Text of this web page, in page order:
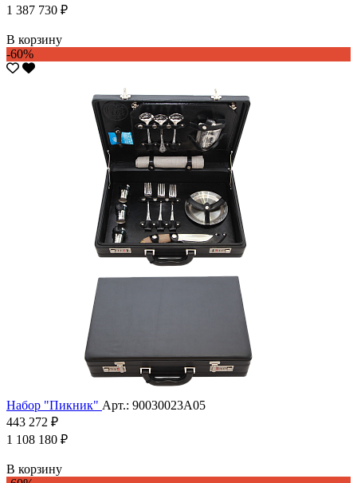
1 387 730 ₽
В корзину
-60%
Набор "Пикник" Арт.: 90030023А05
443 272 ₽
1 108 180 ₽
В корзину